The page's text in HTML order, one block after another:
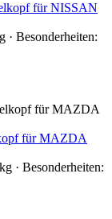
für NISSAN
· Besonderheiten:
für MAZDA
· Besonderheiten: